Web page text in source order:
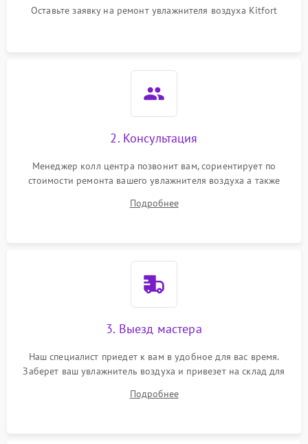
перенапряжения
1000 ₽
1300 ₽
Оставьте заявку на ремонт увлажнителя воздуха Kitfort
2. Консультация
Менеджер колл центра позвонит вам, сориентирует по
стоимости ремонта вашего увлажнителя воздуха а также
Подробнее
3. Выезд мастера
Наш специалист приедет к вам в удобное для вас время.
Заберет ваш увлажнитель воздуха и привезет на склад для
Подробнее